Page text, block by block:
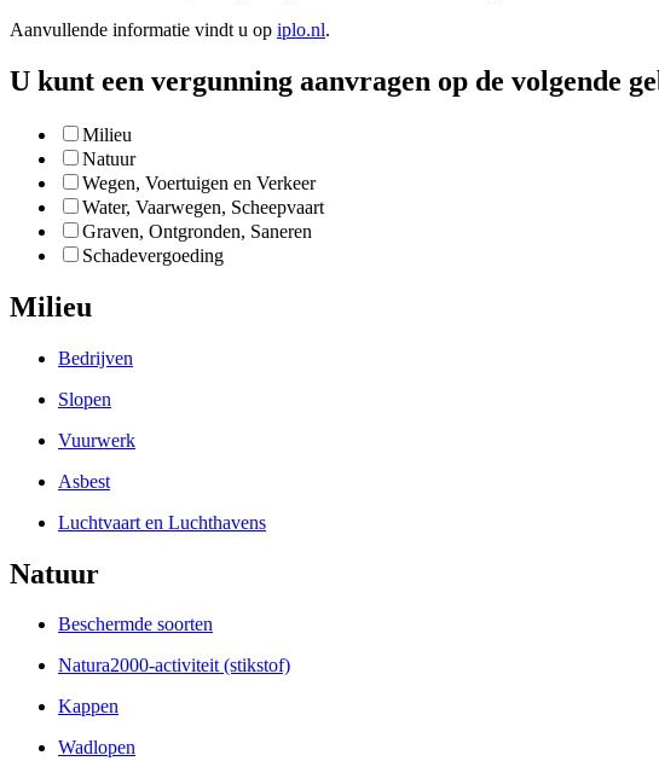
Aanvullende informatie vindt u op iplo.nl.
U kunt een vergunning aanvragen op de volgende
Milieu
Natuur
Wegen, Voertuigen en Verkeer
Water, Vaarwegen, Scheepvaart
Graven, Ontgronden, Saneren
Schadevergoeding
Milieu
Bedrijven
Slopen
Vuurwerk
Asbest
Luchtvaart en Luchthavens
Natuur
Beschermde soorten
Natura2000-activiteit (stikstof)
Kappen
Wadlopen